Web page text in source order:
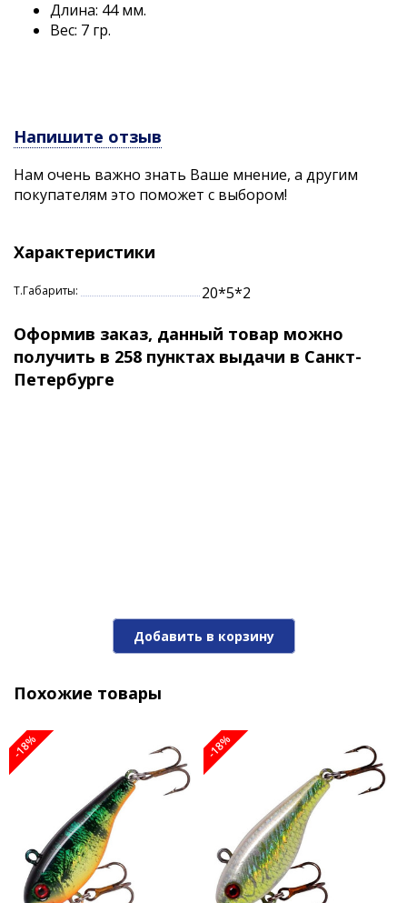
Длина: 44 мм.
Вес: 7 гр.
Напишите отзыв
Нам очень важно знать Ваше мнение, а другим
покупателям это поможет с выбором!
Характеристики
Т.Габариты: 20*5*2
Оформив заказ, данный товар можно
получить в 258 пунктах выдачи в Санкт-
Петербурге
Добавить в корзину
Похожие товары
-18% -18%